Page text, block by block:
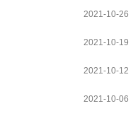
2021-10-26
2021-10-19
2021-10-12
2021-10-06